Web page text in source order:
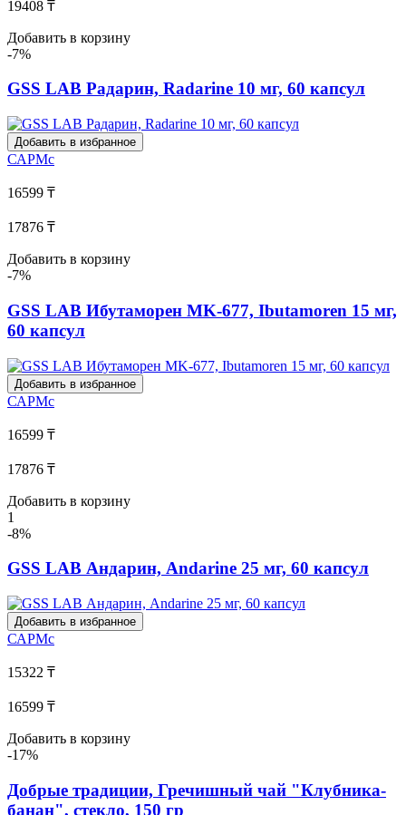
19408 ₸
Добавить в корзину
-7%
GSS LAB Радарин, Radarine 10 мг, 60 капсул
Добавить в избранное
САРМс
16599 ₸
17876 ₸
Добавить в корзину
-7%
GSS LAB Ибутаморен MK-677, Ibutamoren 15 мг,
60 капсул
Добавить в избранное
САРМс
16599 ₸
17876 ₸
Добавить в корзину
1
-8%
GSS LAB Андарин, Andarine 25 мг, 60 капсул
Добавить в избранное
САРМс
15322 ₸
16599 ₸
Добавить в корзину
-17%
Добрые традиции, Гречишный чай "Клубника-
банан", стекло, 150 гр